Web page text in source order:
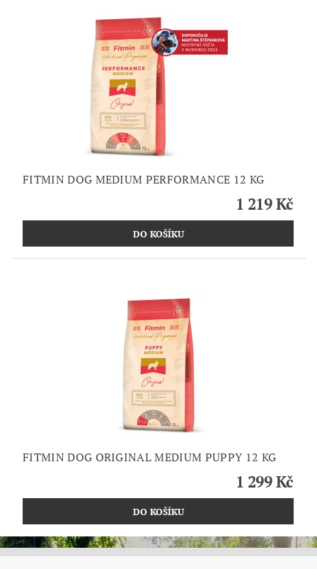
FITMIN DOG MEDIUM PERFORMANCE 12 KG
1 219 Kč
FITMIN DOG ORIGINAL MEDIUM PUPPY 12 KG
1 299 Kč